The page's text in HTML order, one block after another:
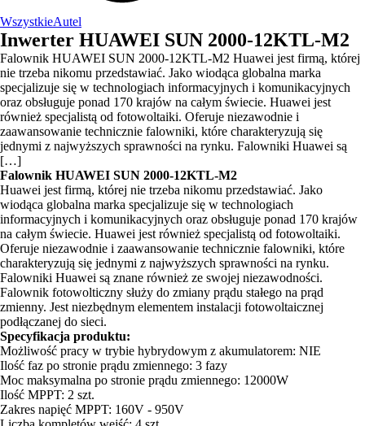
WszystkieAutel
Inwerter HUAWEI SUN 2000-12KTL-M2
Falownik HUAWEI SUN 2000-12KTL-M2 Huawei jest firmą, której
nie trzeba nikomu przedstawiać. Jako wiodąca globalna marka
specjalizuje się w technologiach informacyjnych i komunikacyjnych
oraz obsługuje ponad 170 krajów na całym świecie. Huawei jest
również specjalistą od fotowoltaiki. Oferuje niezawodnie i
zaawansowanie technicznie falowniki, które charakteryzują się
jednymi z najwyższych sprawności na rynku. Falowniki Huawei są
[…]
Falownik HUAWEI SUN 2000-12KTL-M2
Huawei jest firmą, której nie trzeba nikomu przedstawiać. Jako
wiodąca globalna marka specjalizuje się w technologiach
informacyjnych i komunikacyjnych oraz obsługuje ponad 170 krajów
na całym świecie. Huawei jest również specjalistą od fotowoltaiki.
Oferuje niezawodnie i zaawansowanie technicznie falowniki, które
charakteryzują się jednymi z najwyższych sprawności na rynku.
Falowniki Huawei są znane również ze swojej niezawodności.
Falownik fotowolticzny służy do zmiany prądu stałego na prąd
zmienny. Jest niezbędnym elementem instalacji fotowoltaicznej
podłączanej do sieci.
Specyfikacja produktu:
Możliwość pracy w trybie hybrydowym z akumulatorem: NIE
Ilość faz po stronie prądu zmiennego: 3 fazy
Moc maksymalna po stronie prądu zmiennego: 12000W
Ilość MPPT: 2 szt.
Zakres napięć MPPT: 160V - 950V